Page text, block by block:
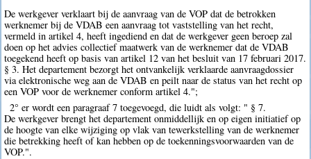
De werkgever verklaart bij de aanvraag van de VOP dat de betrokken
werknemer bij de VDAB een aanvraag tot vaststelling van het recht,
vermeld in artikel 4, heeft ingediend en dat de werkgever geen beroep zal
doen op het advies collectief maatwerk van de werknemer dat de VDAB
toegekend heeft op basis van artikel 12 van het besluit van 17 februari 2017.
§ 3. Het departement bezorgt het ontvankelijk verklaarde aanvraagdossier
via elektronische weg aan de VDAB en peilt naar de status van het recht op
een VOP voor de werknemer conform artikel 4.";
2° er wordt een paragraaf 7 toegevoegd, die luidt als volgt: " § 7.
De werkgever brengt het departement onmiddellijk en op eigen initiatief op
de hoogte van elke wijziging op vlak van tewerkstelling van de werknemer
die betrekking heeft of kan hebben op de toekenningsvoorwaarden van de
VOP.".